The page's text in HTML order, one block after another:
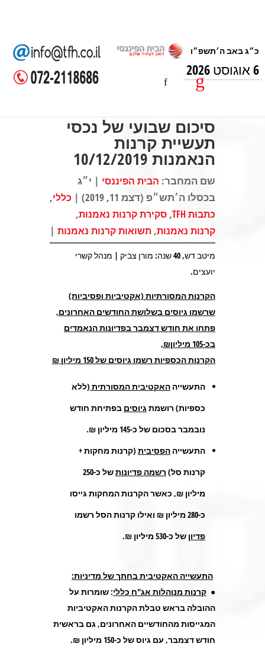
6 אוגוסט 2026
סיכום שבועי של נכסי
תעשיית קרנות
הנאמנות 10/12/2019
שם המחבר: הבית הפיננסי | י״ג
בכסלו ה׳תש״פ (דצמ 11, 2019) |
כללי,
כתבות TFH , סקירת קרנות נאמנות,
קרנות נאמנות, תשואות קרנות נאמנות |
מיטב דש, 40 שנה: מורן צביק | מנהל קשרי
יועצים.
הקרנות המסורתיות (אקטיביות ופסיביות)
שרשמו גיוסים בשלושת החודשים האחרונים,
פתחו את חודש דצמבר בפדיונות הנאמדים
בכ-105 מיליון₪,
הקרנות הכספיות רשמו גיוסים של 150 מיליון ₪
התעשייה האקטיבית המסורתית (ללא
כספיות) רושמת גיוסים בפתיחת חודש
נובמבר בסכום של כ-145 מיליון ₪.
התעשייה הפסיבית (קרנות מחקות +
קרנות סל) רשמה פדיונות
של כ-250
מיליון ₪, כאשר הקרנות המחקות גייסו
כ-280 מיליון ₪ ואילו קרנות הסל רשמו
פדיון של כ-530 מיליון ₪.
התעשייה האקטיבית בחתך של מדיניות:
● קרנות מנוהלות אג"ח כללי: שומרות על
ההובלה בראש טבלת הקרנות האקטיביות
המגייסות מהחודשיים האחרונים, גם בראשית
חודש דצמבר, עם גיוס של כ-150 מיליון ₪.